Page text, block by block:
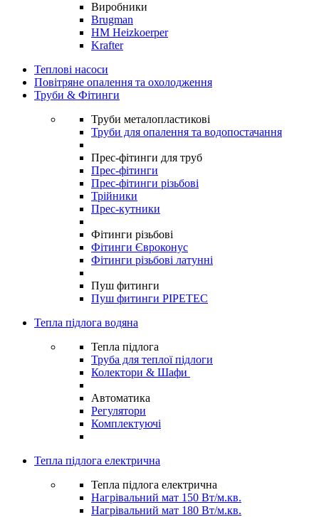
Виробники
Brugman
HM Heizkoerper
Krafter
Теплові насоси
Повітряне опалення та охолодження
Труби & Фітинги
Труби металопластикові
Труби для опалення та водопостачання
Прес-фітинги для труб
Прес-фітинги
Прес-фітинги різьбові
Трійники
Прес-кутники
Фітинги різьбові
Фітинги Євроконус
Фітинги різьбові латунні
Пуш фитинги
Пуш фитинги PIPETEC
Тепла підлога водяна
Тепла підлога
Труба для теплої підлоги
Колектори & Шафи
Автоматика
Регулятори
Комплектуючі
Тепла підлога електрична
Тепла підлога електрична
Нагрівальний мат 150 Вт/м.кв.
Нагрівальний мат 180 Вт/м.кв.